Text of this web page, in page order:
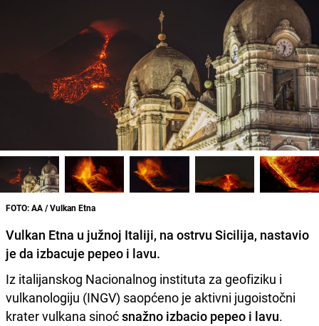
FOTO: AA / Vulkan Etna
Vulkan Etna u južnoj Italiji, na ostrvu Sicilija, nastavio
je da izbacuje pepeo i lavu.
Iz italijanskog Nacionalnog instituta za geofiziku i
vulkanologiju (INGV) saopćeno je aktivni jugoistočni
krater vulkana sinoćsnažno izbacio pepeo i lavu.